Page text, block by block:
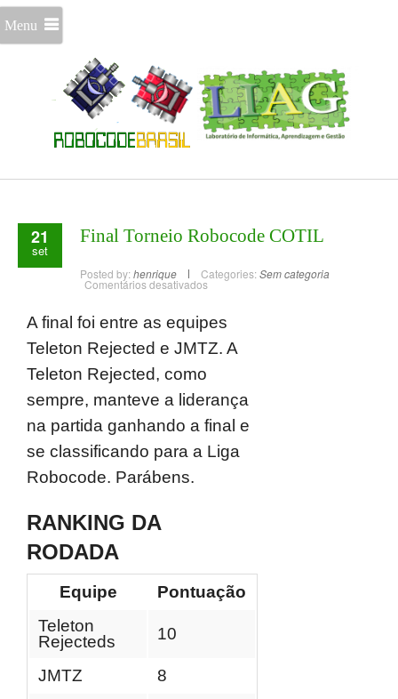
Menu
21
set
Final Torneio Robocode COTIL
Posted by: henrique Categories: Sem categoria
Comentários desativados
A final foi entre as equipes
Teleton Rejected e JMTZ. A
Teleton Rejected, como
sempre, manteve a liderança
na partida ganhando a final e
se classificando para a Liga
Robocode. Parábens.
RANKING DA
RODADA
Equipe
Pontuação
Teleton
Rejecteds
10
JMTZ
8